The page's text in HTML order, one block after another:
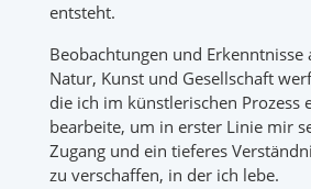
entsteht.
Beobachtungen und Erkenntnisse
Natur, Kunst und Gesellschaft
die ich im künstlerischen Prozess
bearbeite, um in erster Linie mir
Zugang und ein tieferes
zu verschaffen, in der ich lebe.